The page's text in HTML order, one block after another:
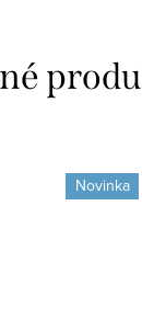
Novinka